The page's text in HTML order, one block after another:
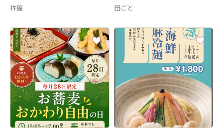
杵屋 田ごと